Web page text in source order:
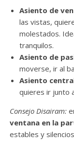
Asiento de
las vistas,
molestados.
tranquilos.
Asiento de
moverse, ir al
Asiento
quieres ir junto
Consejo Disairam:
ventana en la
estables y